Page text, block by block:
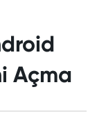
Açma